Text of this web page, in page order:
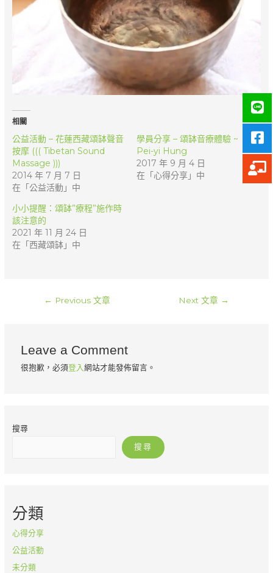
相關
公益活動 – 花蓮西藏頌缽聲音
按摩 ((( Tibetan Sound
Massage )))
2014 年 7 月 7 日
在「公益活動」中
學員分享 – 頌缽音療體驗 ~
Pei-yi Hung
2017 年 9 月 4 日
在「心得分享」中
小小提醒：頌缽”療程”施作時
該注意的
2021 年 11 月 24 日
在「西藏頌缽」中
← Previous 文章 Next 文章 →
Leave a Comment
很抱歉，必須登入網站才能發佈留言。
搜尋
搜尋
分類
心得分享
公益活動
未分類